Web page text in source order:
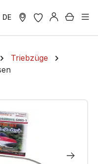
DE
Triebzüge